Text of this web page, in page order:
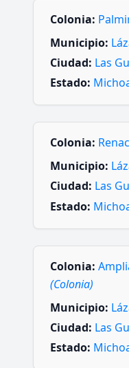
Colonia:
Municipio:
Ciudad: Las
Estado:
Colonia:
Municipio:
Ciudad: Las
Estado:
Colonia:
(Colonia)
Municipio:
Ciudad: Las
Estado: